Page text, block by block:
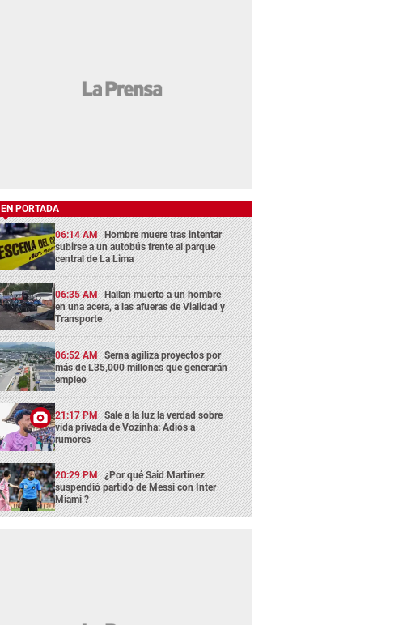
EN PORTADA
06:14 AM Hombre muere tras intentar
subirse a un autobús frente al parque
central de La Lima
06:35 AM Hallan muerto a un hombre
en una acera, a las afueras de Vialidad y
Transporte
06:52 AM Serna agiliza proyectos por
más de L35,000 millones que generarán
empleo
21:17 PM Sale a la luz la verdad sobre
vida privada de Vozinha: Adiós a
rumores
20:29 PM ¿Por qué Said Martínez
suspendió partido de Messi con Inter
Miami ?